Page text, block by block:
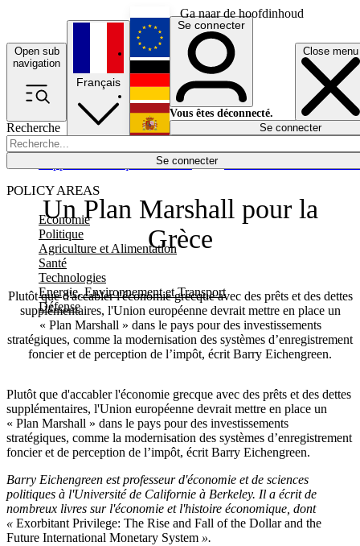
Ga naar de hoofdinhoud
Open sub
navigation
Close menu
Recherche
Se connecter
POLICY AREAS
Economie
Politique
Agriculture et Alimentation
Santé
Technologies
Energie, Environnement et Transport
Défense
Économie
Français
English
Deutsch
Español
Se connecter
Vous êtes déconnecté.
Se connecter
Un Plan Marshall pour la
Grèce
Plutôt que d'accabler l'économie grecque avec des prêts et des dettes
supplémentaires, l'Union européenne devrait mettre en place un
« Plan Marshall » dans le pays pour des investissements
stratégiques, comme la modernisation des systèmes d’enregistrement
foncier et de perception de l’impôt, écrit Barry Eichengreen.
Plutôt que d'accabler l'économie grecque avec des prêts et des dettes
supplémentaires, l'Union européenne devrait mettre en place un
« Plan Marshall » dans le pays pour des investissements
stratégiques, comme la modernisation des systèmes d’enregistrement
foncier et de perception de l’impôt, écrit Barry Eichengreen.
Barry Eichengreen est professeur d'économie et de sciences
politiques à l'Université de Californie à Berkeley. Il a écrit de
nombreux livres sur l'économie et l'histoire économique, dont
« Exorbitant Privilege: The Rise and Fall of the Dollar and the
Future International Monetary System ».